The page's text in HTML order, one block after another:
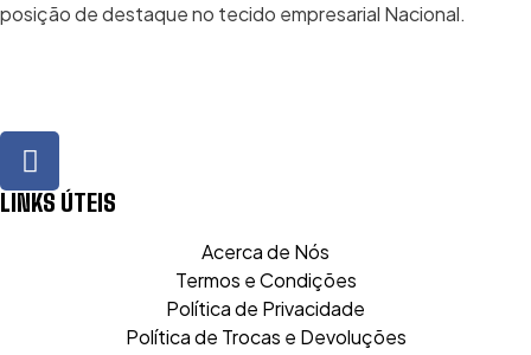
posição de destaque no tecido empresarial Nacional.
LINKS ÚTEIS
Acerca de Nós
Termos e Condições
Política de Privacidade
Política de Trocas e Devoluções